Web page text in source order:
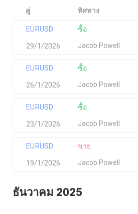
คู่ ทิศทาง
EURUSD
Jacob Powell
ซื้อ
29/1/2026
EURUSD
Jacob Powell
ซื้อ
26/1/2026
EURUSD
Jacob Powell
ซื้อ
23/1/2026
EURUSD
Jacob Powell
ขาย
19/1/2026
ธันวาคม 2025